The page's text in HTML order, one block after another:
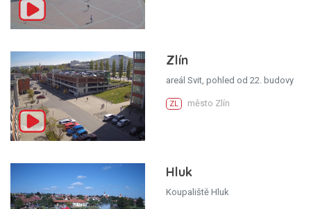
Zlín
areál Svit, pohled od 22. budovy
ZL město Zlín
Hluk
Koupaliště Hluk